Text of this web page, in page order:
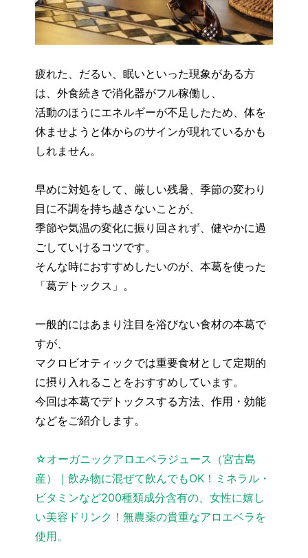
疲れた、だるい、眠いといった現象がある方
は、外食続きで消化器がフル稼働し、
活動のほうにエネルギーが不足したため、体を
休ませようと体からのサインが現れているかも
しれません。
早めに対処をして、厳しい残暑、季節の変わり
目に不調を持ち越さないことが、
季節や気温の変化に振り回されず、健やかに過
ごしていけるコツです。
そんな時におすすめしたいのが、本葛を使った
「葛デトックス」。
一般的にはあまり注目を浴びない食材の本葛で
すが、
マクロビオティックでは重要食材として定期的
に摂り入れることをおすすめしています。
今回は本葛でデトックスする方法、作用・効能
などをご紹介します。
☆オーガニックアロエベラジュース（宮古島
産）｜飲み物に混ぜて飲んでもOK！ミネラル・
ビタミンなど200種類成分含有の、女性に嬉し
い美容ドリンク！無農薬の貴重なアロエベラを
使用。